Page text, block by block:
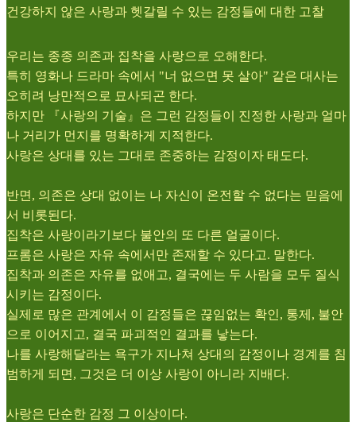
건강하지 않은 사랑과 헷갈릴 수 있는 감정들에 대한 고찰
우리는 종종 의존과 집착을 사랑으로 오해한다.
특히 영화나 드라마 속에서 "너 없으면 못 살아" 같은 대사는
오히려 낭만적으로 묘사되곤 한다.
하지만 『사랑의 기술』은 그런 감정들이 진정한 사랑과 얼마
나 거리가 먼지를 명확하게 지적한다.
사랑은 상대를 있는 그대로 존중하는 감정이자 태도다.
반면, 의존은 상대 없이는 나 자신이 온전할 수 없다는 믿음에
서 비롯된다.
집착은 사랑이라기보다 불안의 또 다른 얼굴이다.
프롬은 사랑은 자유 속에서만 존재할 수 있다고. 말한다.
집착과 의존은 자유를 없애고, 결국에는 두 사람을 모두 질식
시키는 감정이다.
실제로 많은 관계에서 이 감정들은 끊임없는 확인, 통제, 불안
으로 이어지고, 결국 파괴적인 결과를 낳는다.
나를 사랑해달라는 욕구가 지나쳐 상대의 감정이나 경계를 침
범하게 되면, 그것은 더 이상 사랑이 아니라 지배다.
사랑은 단순한 감정 그 이상이다.